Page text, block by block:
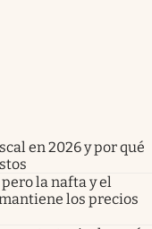
en 2026 y por qué
la nafta y el
los precios